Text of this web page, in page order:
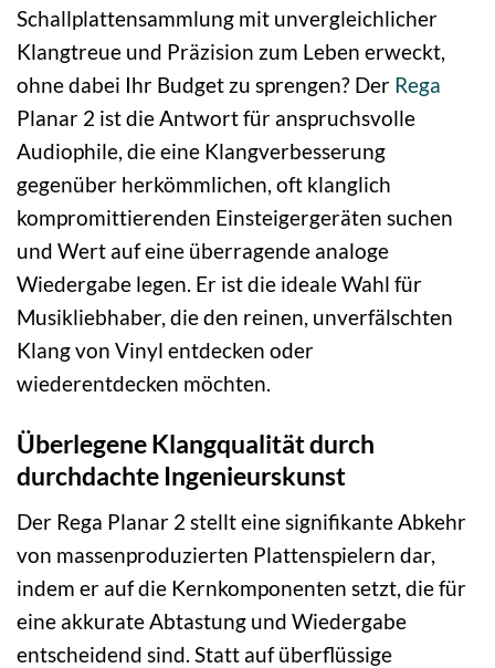
Schallplattensammlung mit unvergleichlicher
Klangtreue und Präzision zum Leben erweckt,
ohne dabei Ihr Budget zu sprengen? Der Rega
Planar 2 ist die Antwort für anspruchsvolle
Audiophile, die eine Klangverbesserung
gegenüber herkömmlichen, oft klanglich
kompromittierenden Einsteigergeräten suchen
und Wert auf eine überragende analoge
Wiedergabe legen. Er ist die ideale Wahl für
Musikliebhaber, die den reinen, unverfälschten
Klang von Vinyl entdecken oder
wiederentdecken möchten.
Überlegene Klangqualität durch
durchdachte Ingenieurskunst
Der Rega Planar 2 stellt eine signifikante Abkehr
von massenproduzierten Plattenspielern dar,
indem er auf die Kernkomponenten setzt, die für
eine akkurate Abtastung und Wiedergabe
entscheidend sind. Statt auf überflüssige